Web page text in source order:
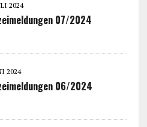
2024
07/2024
2024
06/2024